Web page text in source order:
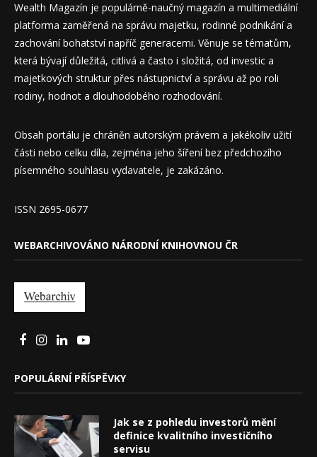
Wealth Magazín je populárně-naučný magazín a multimediální
platforma zaměřená na správu majetku, rodinné podnikání a
zachování bohatství napříč generacemi. Věnuje se tématům,
která bývají důležitá, citlivá a často i složitá, od investic a
majetkových struktur přes nástupnictví a správu až po roli
rodiny, hodnot a dlouhodobého rozhodování.
Obsah portálu je chráněn autorským právem a jakékoliv užití
části nebo celku díla, zejména jeho šíření bez předchozího
písemného souhlasu vydavatele, je zakázáno.
ISSN 2695-0677
WEBARCHIVOVÁNO NÁRODNÍ KNIHOVNOU ČR
POPULÁRNÍ PŘÍSPĚVKY
Jak se z pohledu investorů mění
definice kvalitního investičního
servisu